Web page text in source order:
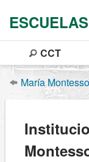
ESCUELAS
CCT
María